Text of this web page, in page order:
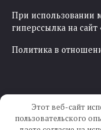
При использовании
гиперссылка на сайт
Политика в
Этот веб-сайт
пользовательского